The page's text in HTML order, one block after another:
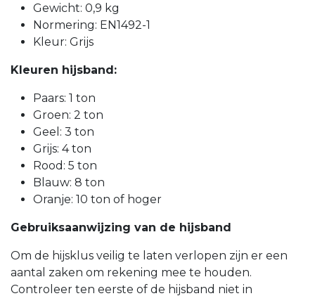
Gewicht: 0,9 kg
Normering: EN1492-1
Kleur: Grijs
Kleuren hijsband:
Paars: 1 ton
Groen: 2 ton
Geel: 3 ton
Grijs: 4 ton
Rood: 5 ton
Blauw: 8 ton
Oranje: 10 ton of hoger
Gebruiksaanwijzing van de hijsband
Om de hijsklus veilig te laten verlopen zijn er een
aantal zaken om rekening mee te houden.
Controleer ten eerste of de hijsband niet in